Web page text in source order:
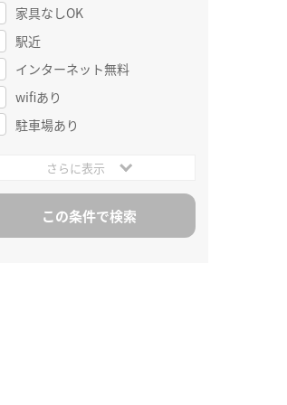
家具なしOK
駅近
インターネット無料
wifiあり
駐車場あり
さらに表示